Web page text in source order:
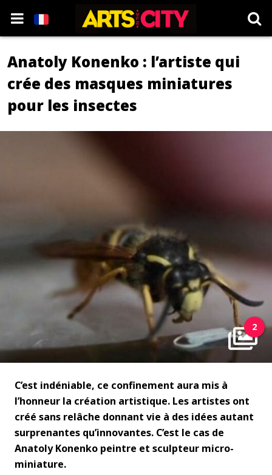
Anatoly Konenko : l’artiste qui
crée des masques miniatures
pour les insectes
2
C’est indéniable, ce confinement aura mis à
l’honneur la création artistique. Les artistes ont
créé sans relâche donnant vie à des idées autant
surprenantes qu’innovantes. C’est le cas de
Anatoly Konenko peintre et sculpteur micro-
miniature.